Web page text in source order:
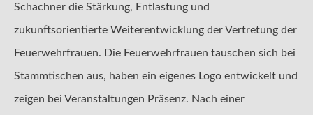
Schachner die Stärkung, Entlastung und
zukunftsorientierte Weiterentwicklung der Vertretung der
Feuerwehrfrauen. Die Feuerwehrfrauen tauschen sich bei
Stammtischen aus, haben ein eigenes Logo entwickelt und
zeigen bei Veranstaltungen Präsenz. Nach einer